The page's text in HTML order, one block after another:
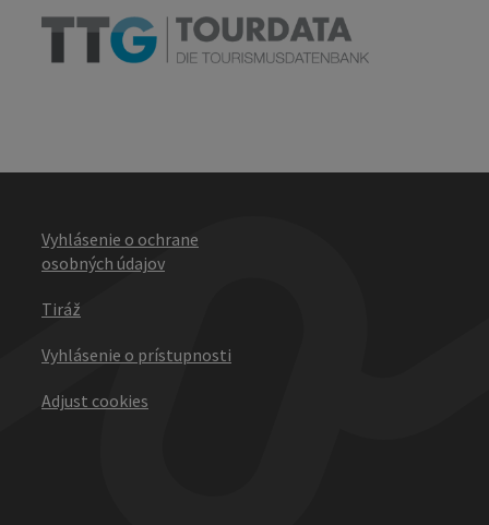
Vyhlásenie o ochrane
osobných údajov
Tiráž
Vyhlásenie o prístupnosti
Adjust cookies